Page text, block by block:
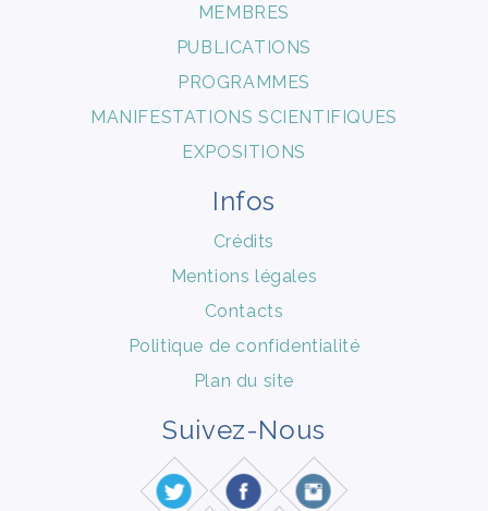
MEMBRES
PUBLICATIONS
PROGRAMMES
MANIFESTATIONS SCIENTIFIQUES
EXPOSITIONS
Infos
Crédits
Mentions légales
Contacts
Politique de confidentialité
Plan du site
Suivez-Nous